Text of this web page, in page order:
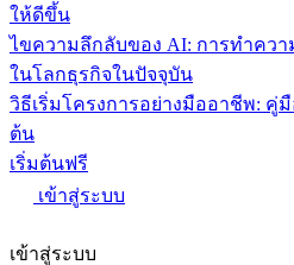
ให้ดีขึ้น
ไขความลึกลับของ AI: การทำควา
ในโลกธุรกิจในปัจจุบัน
วิธีเริ่มโครงการอย่างมืออาชีพ: คู่
ต้น
เริ่มต้นฟรี
เข้าสู่ระบบ
เข้าสู่ระบบ